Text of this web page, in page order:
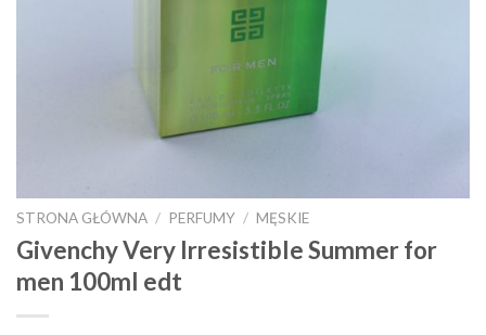
STRONA GŁÓWNA / PERFUMY / MĘSKIE
Givenchy Very Irresistible Summer for
men 100ml edt